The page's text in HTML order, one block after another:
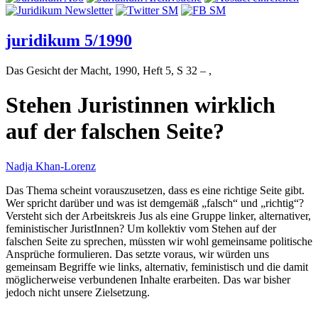
juridikum 5/1990
Das Gesicht der Macht, 1990, Heft 5, S 32 – ,
Stehen Juristinnen wirklich
auf der falschen Seite?
Nadja Khan-Lorenz
Das Thema scheint vorauszusetzen, dass es eine richtige Seite gibt.
Wer spricht darüber und was ist demgemäß „falsch“ und „richtig“?
Versteht sich der Arbeitskreis Jus als eine Gruppe linker, alternativer,
feministischer JuristInnen? Um kollektiv vom Stehen auf der
falschen Seite zu sprechen, müssten wir wohl gemeinsame politische
Ansprüche formulieren. Das setzte voraus, wir würden uns
gemeinsam Begriffe wie links, alternativ, feministisch und die damit
möglicherweise verbundenen Inhalte erarbeiten. Das war bisher
jedoch nicht unsere Zielsetzung.